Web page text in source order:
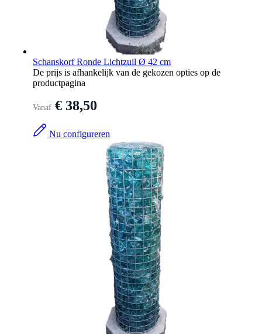
Schanskorf Ronde Lichtzuil Ø 42 cm
De prijs is afhankelijk van de gekozen opties op de
productpagina
Vanaf € 38,50
Nu configureren